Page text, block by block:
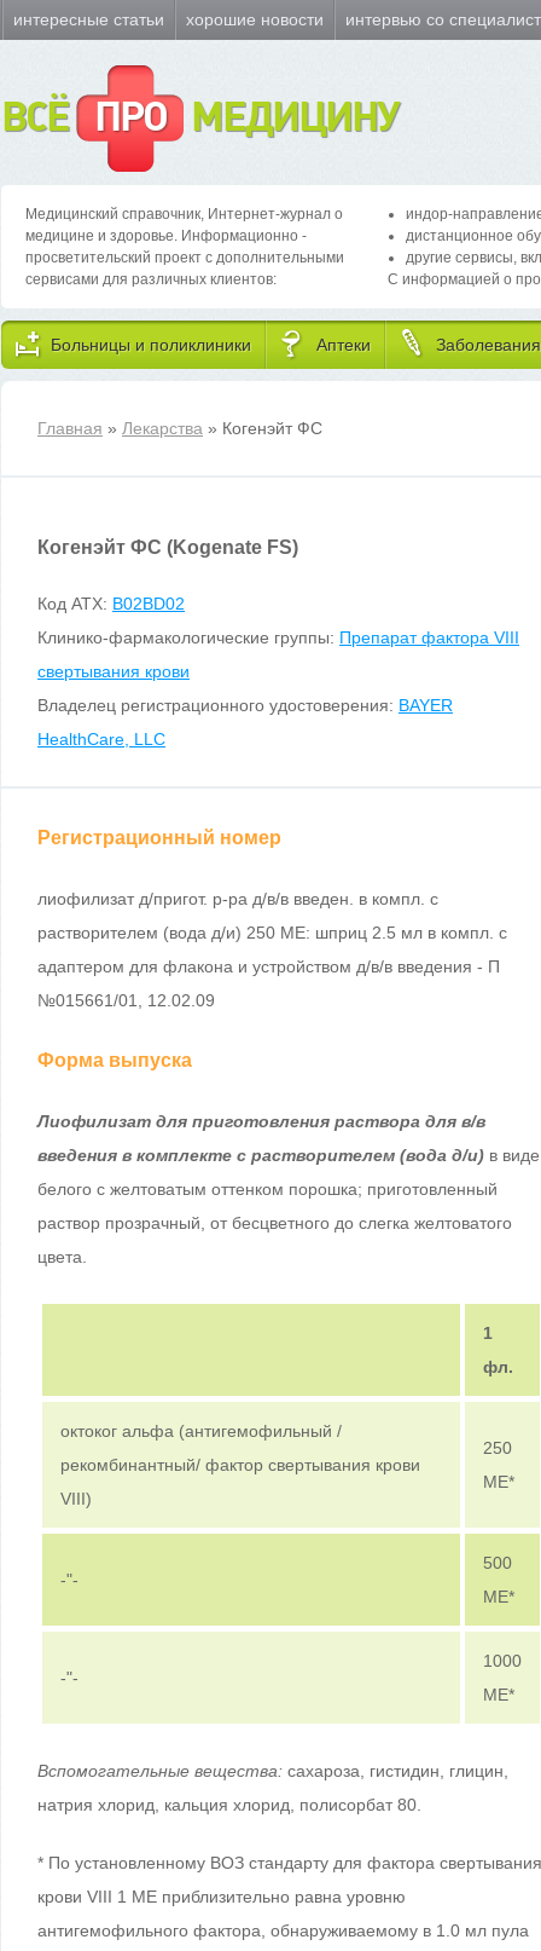
интересные статьи хорошие новости интервью со
ВСЁ ПРО МЕДИЦИНУ
Медицинский справочник, Интернет-журнал о
медицине и здоровье. Информационно -
просветительский проект с дополнительными
сервисами для различных клиентов:
индор-
дистанционное
другие сервисы,
С информацией о
Больницы и поликлиники Аптеки Заболевания
Главная » Лекарства » Когенэйт ФС
Когенэйт ФС (Kogenate FS)
Код ATX: B02BD02
Клинико-фармакологические группы: Препарат фактора VIII
свертывания крови
Владелец регистрационного удостоверения: BAYER
HealthCare, LLC
Регистрационный номер
лиофилизат д/пригот. р-ра д/в/в введен. в компл. с
растворителем (вода д/и) 250 МЕ: шприц 2.5 мл в компл. с
адаптером для флакона и устройством д/в/в введения - П
№015661/01, 12.02.09
Форма выпуска
Лиофилизат для приготовления раствора для в/в
введения в комплекте с растворителем (вода д/и) в виде
белого с желтоватым оттенком порошка; приготовленный
раствор прозрачный, от бесцветного до слегка желтоватого
цвета.
1
фл.
октоког альфа (антигемофильный /
рекомбинантный/ фактор свертывания крови
VIII)
250
МЕ*
-"-
500
МЕ*
-"-
1000
МЕ*
Вспомогательные вещества: сахароза, гистидин, глицин,
натрия хлорид, кальция хлорид, полисорбат 80.
* По установленному ВОЗ стандарту для фактора свертывания
крови VIII 1 МЕ приблизительно равна уровню
антигемофильного фактора, обнаруживаемому в 1.0 мл пула